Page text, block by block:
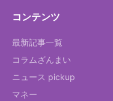
コンテンツ
最新記事一覧
コラムざんまい
ニュース pickup
マネー